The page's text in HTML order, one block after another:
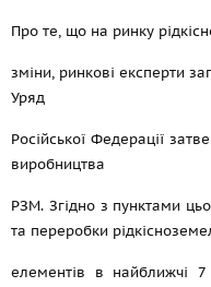
Про те, що на ринку
зміни, ринкові експерти
Уряд
Російської Федерації
виробництва
РЗМ. Згідно з пунктами
та переробки
елементів в найближчі